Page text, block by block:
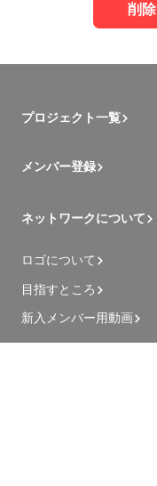
削除
プロジェクト一覧
メンバー登録
ネットワークについて
ロゴについて
目指すところ
新入メンバー用動画